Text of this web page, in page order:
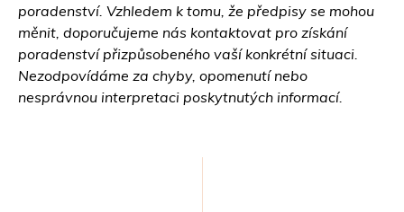
poradenství. Vzhledem k tomu, že předpisy se mohou
měnit, doporučujeme nás kontaktovat pro získání
poradenství přizpůsobeného vaší konkrétní situaci.
Nezodpovídáme za chyby, opomenutí nebo
nesprávnou interpretaci poskytnutých informací.